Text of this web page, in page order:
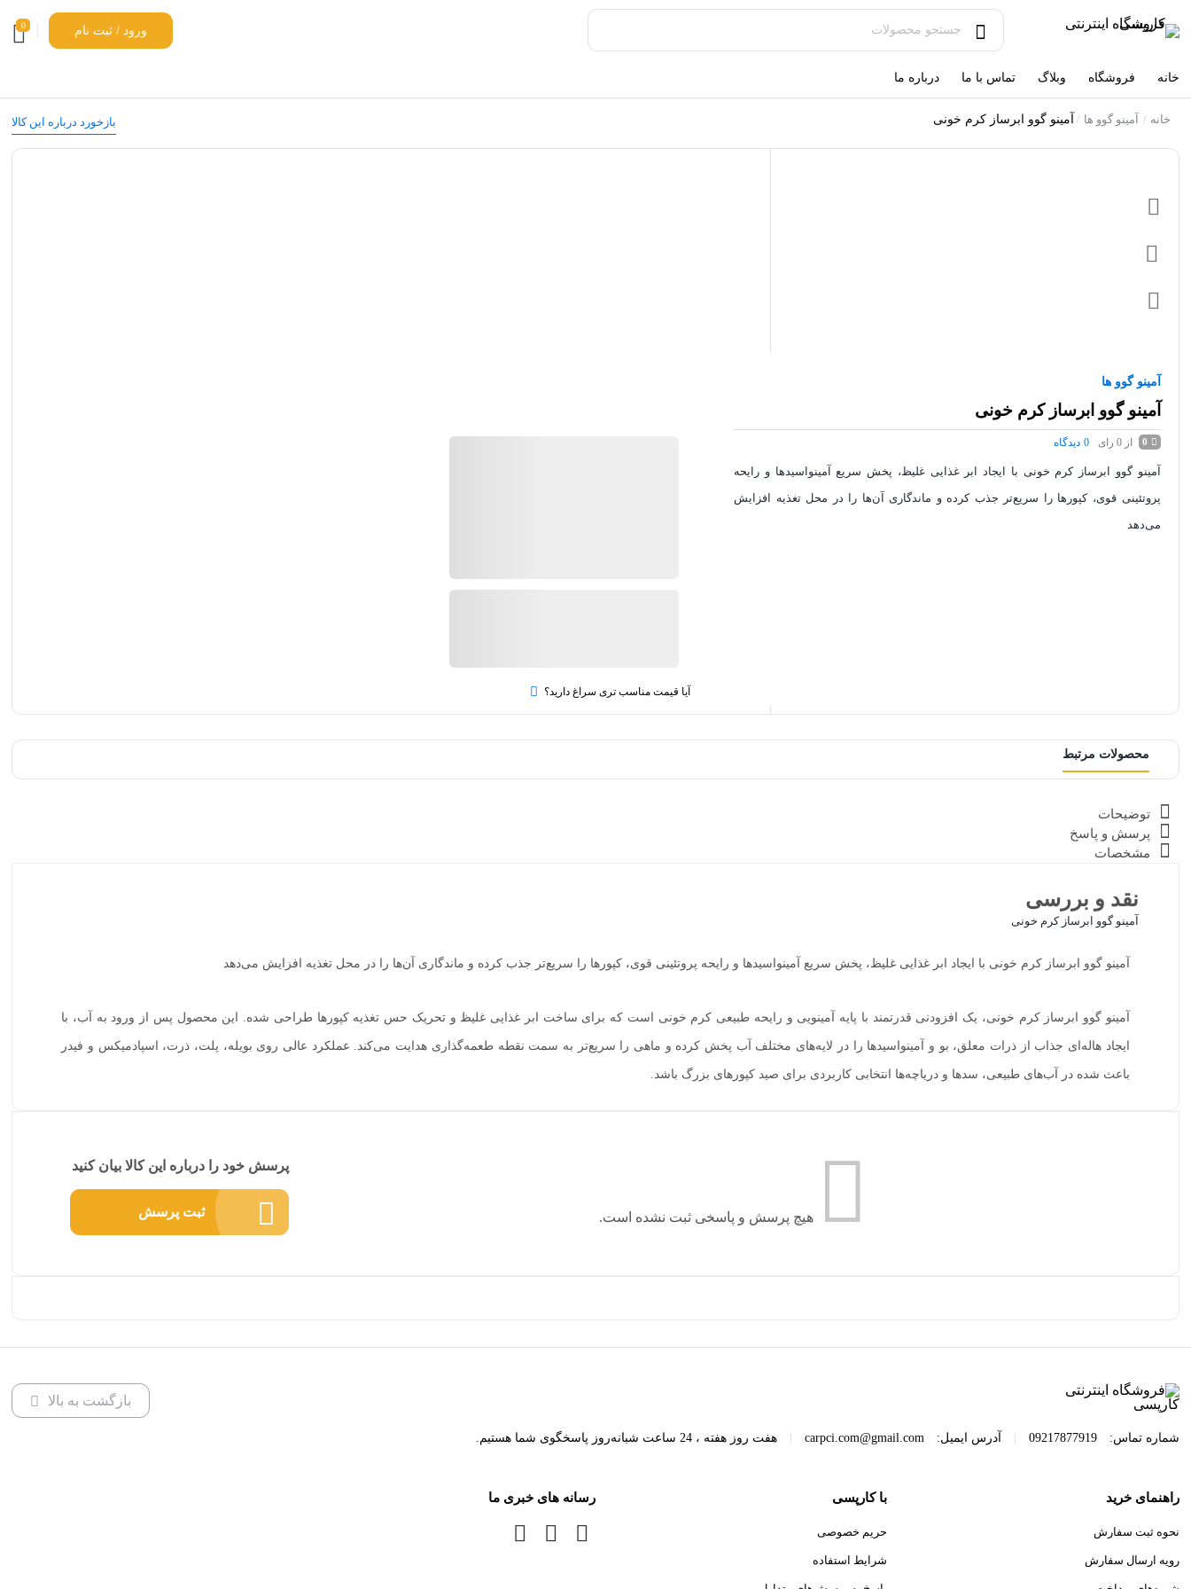
ورود / ثبت نام 0
خانه فروشگاه وبلاگ تماس با ما درباره ما
بازخورد درباره این کالا خانه / آمینو گوو ها / آمینو گوو ابرساز کرم خونی
آمینو گوو ها
آمینو گوو ابرساز کرم خونی
0 از 0 رای 0 دیدگاه
آمینو گوو ابرساز کرم خونی با ایجاد ابر غذایی غلیظ، پخش سریع آمینواسیدها و رایحه
پروتئینی قوی، کپورها را سریع‌تر جذب کرده و ماندگاری آن‌ها را در محل تغذیه افزایش
می‌دهد
آیا قیمت مناسب تری سراغ دارید؟
محصولات مرتبط
توضیحات
پرسش و پاسخ
مشخصات
نقد و بررسی
آمینو گوو ابرساز کرم خونی
آمینو گوو ابرساز کرم خونی با ایجاد ابر غذایی غلیظ، پخش سریع آمینواسیدها و رایحه پروتئینی قوی، کپورها را سریع‌تر جذب کرده و ماندگاری آن‌ها را در محل تغذیه افزایش می‌دهد
آمینو گوو ابرساز کرم خونی، یک افزودنی قدرتمند با پایه آمینویی و رایحه طبیعی کرم خونی است که برای ساخت ابر غذایی غلیظ و تحریک حس تغذیه کپورها طراحی شده. این محصول پس از ورود به آب، با
ایجاد هاله‌ای جذاب از ذرات معلق، بو و آمینواسیدها را در لایه‌های مختلف آب پخش کرده و ماهی را سریع‌تر به سمت نقطه طعمه‌گذاری هدایت می‌کند. عملکرد عالی روی بویله، پلت، ذرت، اسپادمیکس و فیدر
باعث شده در آب‌های طبیعی، سدها و دریاچه‌ها انتخابی کاربردی برای صید کپورهای بزرگ باشد.
هیچ پرسش و پاسخی ثبت نشده است.
پرسش خود را درباره این کالا بیان کنید
ثبت پرسش
بازگشت به بالا
شماره تماس: 09217877919
| آدرس ایمیل: carpci.com@gmail.com
| هفت روز هفته ، 24 ساعت شبانه‌روز پاسخگوی شما هستیم.
راهنمای خرید
نحوه ثبت سفارش
رویه ارسال سفارش
با کارپسی
حریم خصوصی
شرایط استفاده
رسانه های خبری ما